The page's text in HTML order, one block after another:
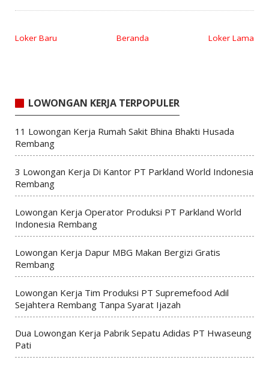
Loker Baru Loker Lama
Beranda
LOWONGAN KERJA TERPOPULER
11 Lowongan Kerja Rumah Sakit Bhina Bhakti Husada
Rembang
3 Lowongan Kerja Di Kantor PT Parkland World Indonesia
Rembang
Lowongan Kerja Operator Produksi PT Parkland World
Indonesia Rembang
Lowongan Kerja Dapur MBG Makan Bergizi Gratis
Rembang
Lowongan Kerja Tim Produksi PT Supremefood Adil
Sejahtera Rembang Tanpa Syarat Ijazah
Dua Lowongan Kerja Pabrik Sepatu Adidas PT Hwaseung
Pati